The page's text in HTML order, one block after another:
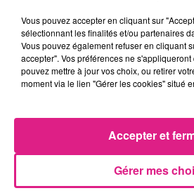
Tarif
Payant
49€-69€
Gymmotion, un show
gymnastique et acrobaties, avec
artistes de renommée
Valeria et Daria, et l’équipe
gymnastique rythmique.En
Vous pouvez accepter en cliquant sur
sélectionnant les finalités et/ou partenaires
Vous pouvez également refuser en cliquant
accepter". Vos préférences ne
pouvez mettre à jour vos choix, ou retirer
moment via le lien "Gérer les cookies" situé
Gérer mes
Accepter et